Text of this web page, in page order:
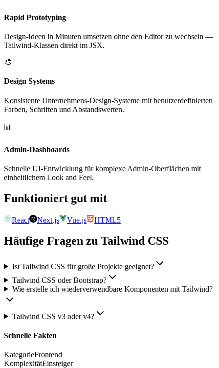
Rapid Prototyping
Design-Ideen in Minuten umsetzen ohne den Editor zu wechseln —
Tailwind-Klassen direkt im JSX.
🎨
Design Systems
Konsistente Unternehmens-Design-Systeme mit benutzerdefinierten
Farben, Schriften und Abstandswerten.
📊
Admin-Dashboards
Schnelle UI-Entwicklung für komplexe Admin-Oberflächen mit
einheitlichem Look and Feel.
Funktioniert gut mit
React Next.js Vue.js HTML5
Häufige Fragen zu Tailwind CSS
Ist Tailwind CSS für große Projekte geeignet?
Tailwind CSS oder Bootstrap?
Wie erstelle ich wiederverwendbare Komponenten mit Tailwind?
Tailwind CSS v3 oder v4?
Schnelle Fakten
KategorieFrontend
KomplexitätEinsteiger